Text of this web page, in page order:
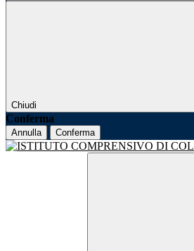
Chiudi
Conferma
Annulla Conferma